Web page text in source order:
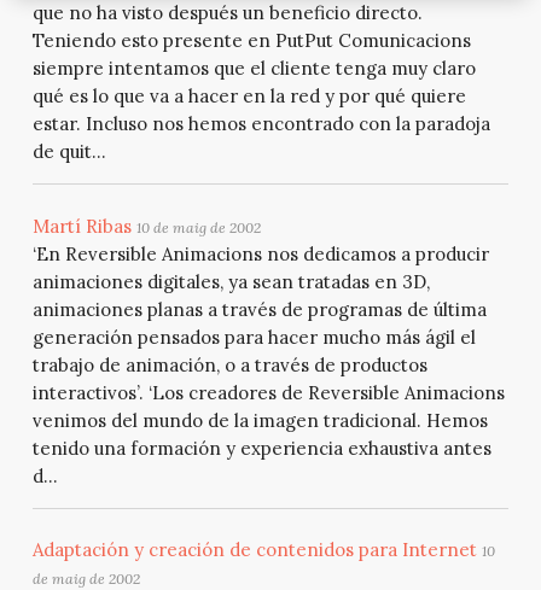
que no ha visto después un beneficio directo.
Teniendo esto presente en PutPut Comunicacions
siempre intentamos que el cliente tenga muy claro
qué es lo que va a hacer en la red y por qué quiere
estar. Incluso nos hemos encontrado con la paradoja
de quit...
Martí Ribas 10 de maig de 2002
‘En Reversible Animacions nos dedicamos a producir
animaciones digitales, ya sean tratadas en 3D,
animaciones planas a través de programas de última
generación pensados para hacer mucho más ágil el
trabajo de animación, o a través de productos
interactivos’. ‘Los creadores de Reversible Animacions
venimos del mundo de la imagen tradicional. Hemos
tenido una formación y experiencia exhaustiva antes
d...
Adaptación y creación de contenidos para Internet 10
de maig de 2002